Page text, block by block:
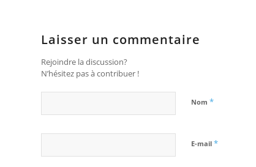
Laisser un commentaire
Rejoindre la discussion?
N’hésitez pas à contribuer !
Nom *
E-mail *